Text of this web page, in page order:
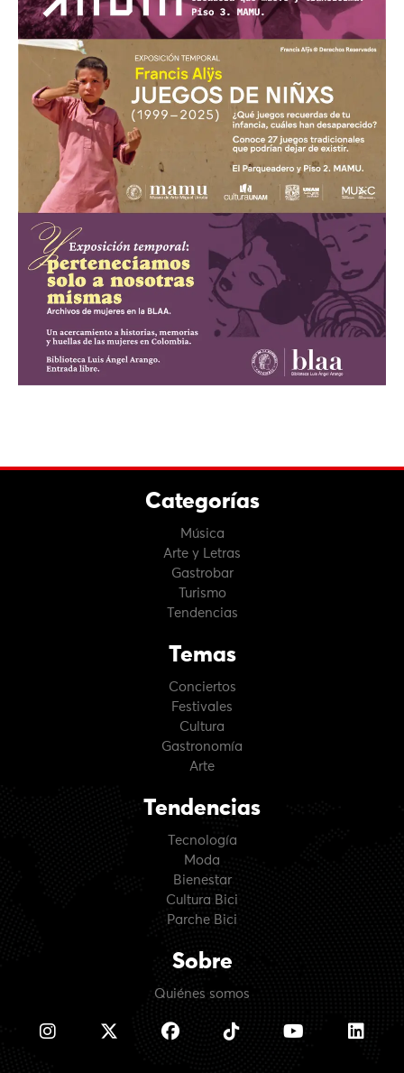
Categorías
Música
Arte y Letras
Gastrobar
Turismo
Tendencias
Temas
Conciertos
Festivales
Cultura
Gastronomía
Arte
Tendencias
Tecnología
Moda
Bienestar
Cultura Bici
Parche Bici
Sobre
Quiénes somos